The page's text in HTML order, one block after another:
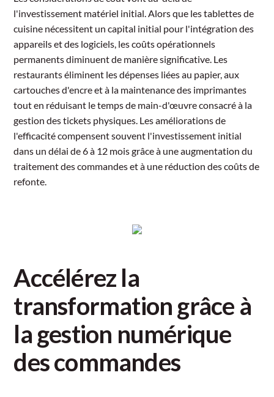
l'investissement matériel initial. Alors que les tablettes de
cuisine nécessitent un capital initial pour l'intégration des
appareils et des logiciels, les coûts opérationnels
permanents diminuent de manière significative. Les
restaurants éliminent les dépenses liées au papier, aux
cartouches d'encre et à la maintenance des imprimantes
tout en réduisant le temps de main-d'œuvre consacré à la
gestion des tickets physiques. Les améliorations de
l'efficacité compensent souvent l'investissement initial
dans un délai de 6 à 12 mois grâce à une augmentation du
traitement des commandes et à une réduction des coûts de
refonte.
Accélérez la
transformation grâce à
la gestion numérique
des commandes